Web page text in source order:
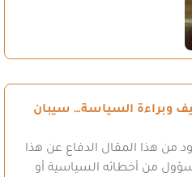
وبراءة السياسة… سيبان
من هذا المقال الدفاع عن هذا
من أخطائه السياسية أو